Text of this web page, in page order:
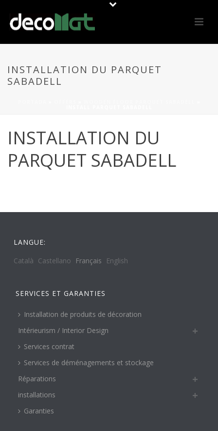
INSTALLATION DU PARQUET
SABADELL
INSTALLATION DU
PARQUET SABADELL
LANGUE:
Català Castellano Français English
SERVICES ET GARANTIES
Installation de produits de décoration
Intérieurism / Interior Design
Services contrat
Services de déménagements et stockage
Réparations
installations
Garanties